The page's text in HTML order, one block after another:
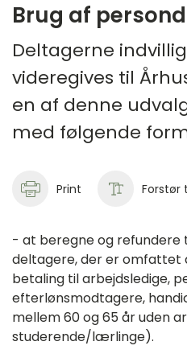
Brug af
Deltagerne
videregives til
en af denne
med følgende
Print Forstør
- at beregne og refundere
deltagere, der er omfattet
betaling til arbejdsledige,
efterlønsmodtagere,
mellem 60 og 65 år uden
studerende/lærlinge).